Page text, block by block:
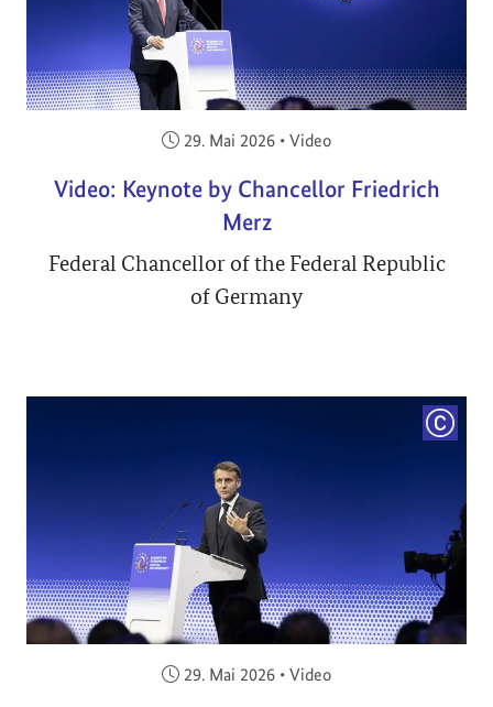
Veröffentlicht am:
29. Mai 2026 • Video
Video: Keynote by Chancellor Friedrich
Merz
Federal Chancellor of the Federal Republic
of Germany
Veröffentlicht am:
29. Mai 2026 • Video